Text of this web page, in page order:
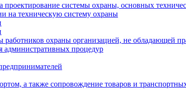
проектирование системы охраны, основных
на техническую систему охраны
охраны организацией, не обладающей
административных процедур
а также сопровождение товаров и